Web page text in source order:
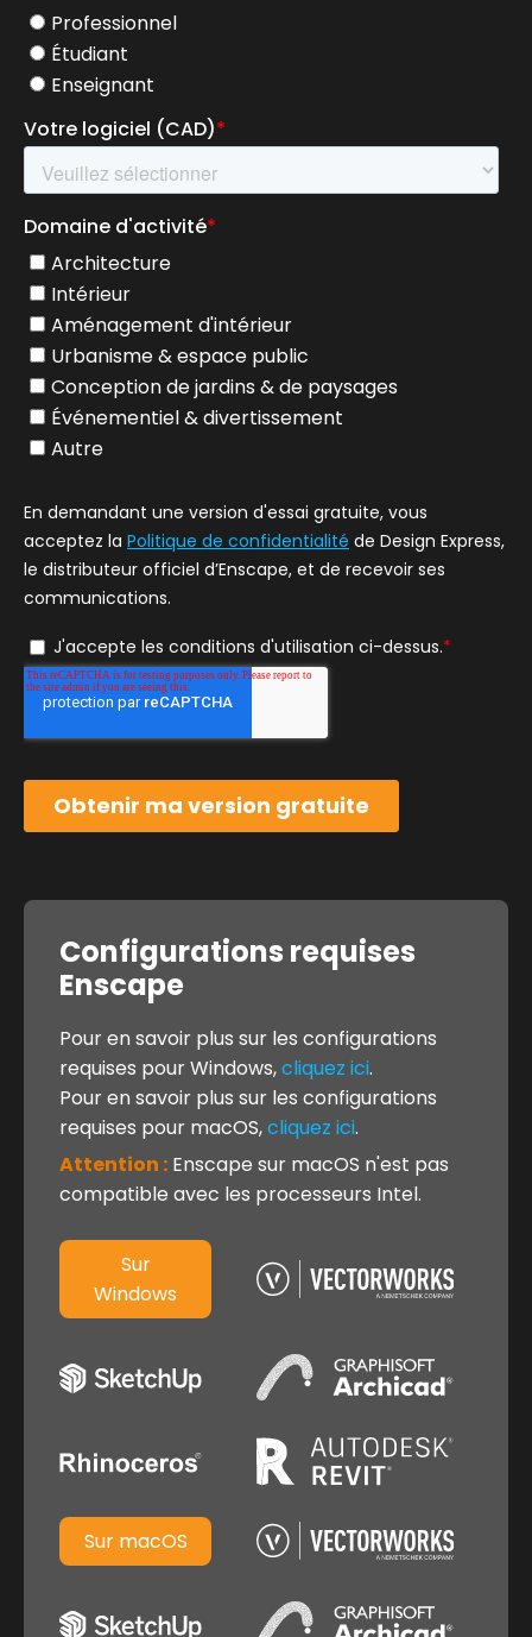
Configurations requises
Enscape
Pour en savoir plus sur les configurations
requises pour Windows,cliquez ici.
Pour en savoir plus sur les configurations
requises pour macOS,cliquez ici.
Attention : Enscape sur macOS n'est pas
compatible avec les processeurs Intel.
Sur
Windows
Sur macOS